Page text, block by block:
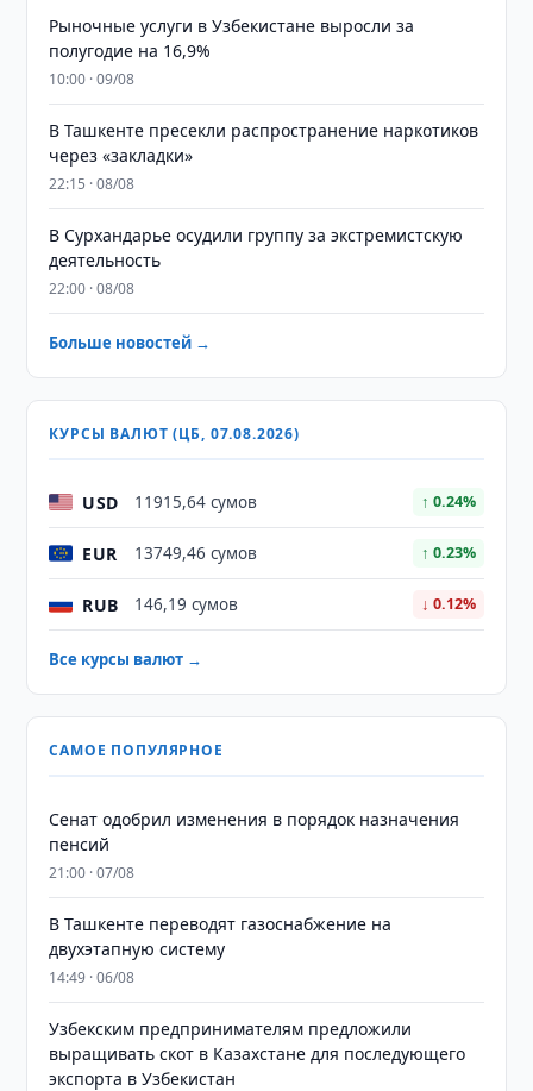
Рыночные услуги в Узбекистане выросли за
полугодие на 16,9%
10:00 · 09/08
В Ташкенте пресекли распространение наркотиков
через «закладки»
22:15 · 08/08
В Сурхандарье осудили группу за экстремистскую
деятельность
22:00 · 08/08
Больше новостей →
КУРСЫ ВАЛЮТ (ЦБ, 07.08.2026)
USD 11915,64 сумов ↑ 0.24%
EUR 13749,46 сумов ↑ 0.23%
RUB 146,19 сумов ↓ 0.12%
Все курсы валют →
САМОЕ ПОПУЛЯРНОЕ
Сенат одобрил изменения в порядок назначения
пенсий
21:00 · 07/08
В Ташкенте переводят газоснабжение на
двухэтапную систему
14:49 · 06/08
Узбекским предпринимателям предложили
выращивать скот в Казахстане для последующего
экспорта в Узбекистан